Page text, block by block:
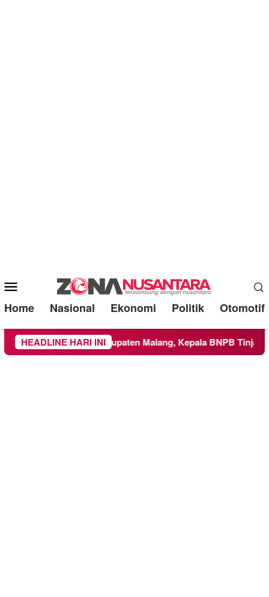
Mobile
Menu
Home Nasional Ekonomi Politik Otomotif
HEADLINE HARI INI
ke Wilayah Kabupaten Malang, Kepala BNPB Tinjau